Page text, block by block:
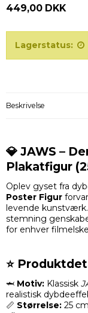
449,00 DKK
Lagerstatus:
Beskrivelse
💎 JAWS –
Plakatfigur
Oplev gyset fra
Poster Figur
levende
stemning
for enhver
⭐
🦈 Motiv: Klassisk
realistisk
📏 Størrelse: 25